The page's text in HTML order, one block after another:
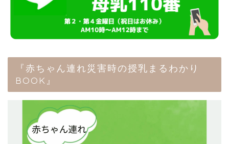
『赤ちゃん連れ災害時の授乳まるわかり
BOOK』